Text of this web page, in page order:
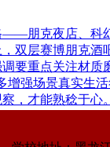
朋克夜店、科
双层赛博朋克
要重点关注材
强场景真实生
，才能熟稔于